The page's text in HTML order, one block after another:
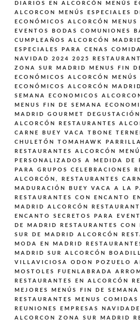
DIARIOS EN ALCORCÓN
MENÚS
ALCORCON
MENÚS ESPECIALES
ECONÓMICOS ALCORCÓN
MENUS
EVENTOS BODAS COMUNIONES
CUMPLEAÑOS ALCORCÓN
ESPECIALES PARA CENAS
NAVIDAD 2024 2025
ZONA SUR MADRID
MENUS FIN
ECONÓMICOS ALCORCÓN
ECONÓMICOS ALCORCÓN MADRID
SEMANA ECONOMICOS
MENUS FIN DE SEMANA
MADRID GOURMET DEGUSTACIÓN
ALCORCÓN
RESTAURANTES
CARNE BUEY VACA TBONE
CHULETÓN TOMAHAWK
RESTAURANTES ALCORCÓN
PERSONALIZADOS A MEDIDA DE
PARA GRUPOS CELEBRACIONES
ALCORCÓN,
RESTAURANTES
MADURACIÓN BUEY VACA A LA
RESTAURANTES CON ENCANTO
MADRID ALCORCÓN
ENCANTO SECRETOS PARA
DE MADRID
RESTAURANTES
SUR DE MADRID ALCORCÓN
MODA EN MADRID
MADRID SUR ALCORCÓN
VILLAVICIOSA ODON POZUELO
MOSTOLES FUENLABRADA
RESTAURANTES EN ALCORCÓN
MEJORES MENÚS FIN DE
RESTAURANTES MENUS COMIDAS
REUNIONES EMPRESAS
ALCORCON ZONA SUR MADRID